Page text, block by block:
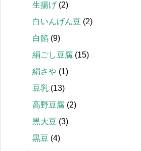
生揚げ (2)
白いんげん豆 (2)
白餡 (9)
絹ごし豆腐 (15)
絹さや (1)
豆乳 (13)
高野豆腐 (2)
黒大豆 (3)
黒豆 (4)